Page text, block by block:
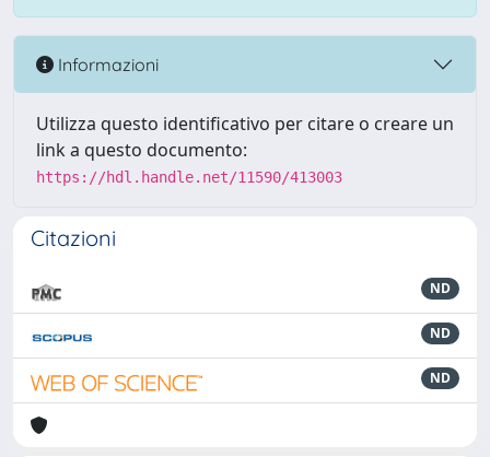
Informazioni
Utilizza questo identificativo per citare o creare un
link a questo documento:
https://hdl.handle.net/11590/413003
Citazioni
ND
ND
ND